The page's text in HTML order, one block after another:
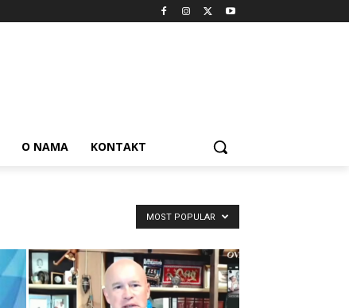
O NAMA KONTAKT
MOST POPULAR